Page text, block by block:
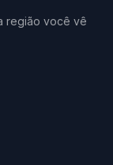
região você vê